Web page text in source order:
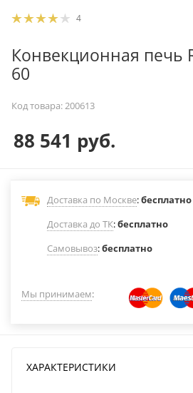
4
Конвекционная печь
60
Код товара:200613
88 541 руб.
Доставка по Москве:бесплатно
Доставка до ТК:бесплатно
Самовывоз:бесплатно
Мы принимаем:
ХАРАКТЕРИСТИКИ